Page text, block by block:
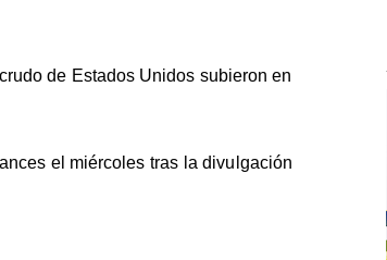
de Estados Unidos subieron en
el miércoles tras la divulgación